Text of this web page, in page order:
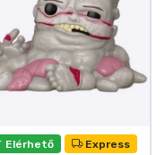
Elérhető Express